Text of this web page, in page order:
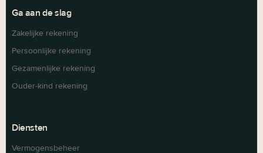
Ga aan de slag
Zakelijke rekening
Persoonlijke rekening
Gezamenlijke rekening
Ouder-kind rekening
Diensten
Vermogensbeheer